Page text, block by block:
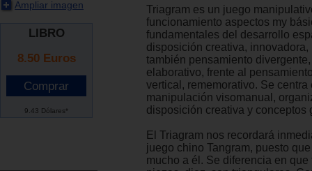
Ampliar imagen
LIBRO
8.50 Euros
9.43 Dólares*
Triagram es un juego
funcionamiento aspectos my
fundamentales del desarrollo
disposición creativa, innovadora,
también pensamiento
elaborativo, frente al
vertical, rememorativo. Se centra
manipulación visomanual,
disposición creativa y conceptos
El Triagram nos recordará
juego chino Tangram, puesto
mucho a él. Se diferencia en que